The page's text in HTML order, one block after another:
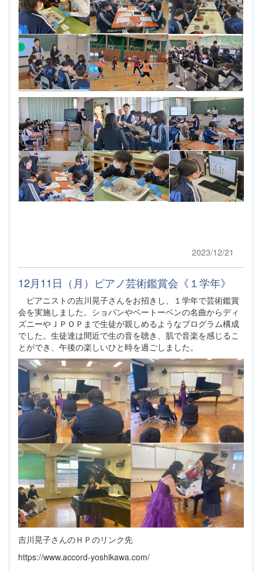
2023/12/21
12月11日（月）ピアノ芸術鑑賞会《１学年》
ピアニストの吉川晃子さんをお招きし、１学年で芸術鑑賞
会を実施しました。ショパンやベートーベンの名曲からディ
ズニーやＪＰＯＰまで生徒が親しめるようなプログラム構成
でした。生徒達は間近で生の音を聴き、肌で音楽を感じるこ
とができ、午後の楽しいひと時を過ごしました。
吉川晃子さんのＨＰのリンク先
https://www.accord-yoshikawa.com/